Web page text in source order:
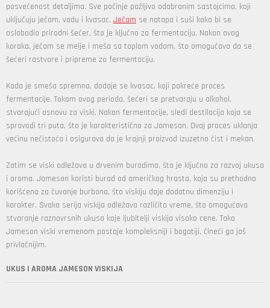
posvećenost detaljima. Sve počinje pažljivo odabranim sastojcima, koji
uključuju ječam, vodu i kvasac. Ječam se natapa i suši kako bi se
oslobodio prirodni šećer, što je ključno za fermentaciju. Nakon ovog
koraka, ječam se melje i meša sa toplom vodom, što omogućava da se
šećeri rastvore i pripreme za fermentaciju.
Kada je smeša spremna, dodaje se kvasac, koji pokreće proces
fermentacije. Tokom ovog perioda, šećeri se pretvaraju u alkohol,
stvarajući osnovu za viski. Nakon fermentacije, sledi destilacija koja se
sprovodi tri puta, što je karakteristično za Jameson. Ovaj proces uklanja
većinu nečistoća i osigurava da je krajnji proizvod izuzetno čist i mekan.
Zatim se viski odležava u drvenim buradima, što je ključno za razvoj ukusa
i aroma. Jameson koristi burad od američkog hrasta, koja su prethodno
korišćena za čuvanje burbona, što viskiju daje dodatnu dimenziju i
karakter. Svaka serija viskija odležava različito vreme, što omogućava
stvaranje raznovrsnih ukusa koje ljubitelji viskija visoko cene. Tako
Jameson viski vremenom postaje kompleksniji i bogatiji, čineći ga još
privlačnijim.
UKUS I AROMA JAMESON VISKIJA